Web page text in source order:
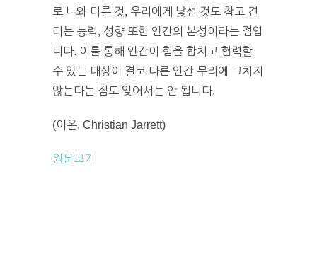
로 나와 다른 것, 우리에게 낯선 것도 참고 견
디는 능력, 성향 또한 인간의 본성이라는 점입
니다. 이를 통해 인간이 힘을 합치고 협력할
수 있는 대상이 결코 다른 인간 무리에 그치지
않는다는 점도 잊어서는 안 됩니다.
(이온, Christian Jarrett)
원문보기